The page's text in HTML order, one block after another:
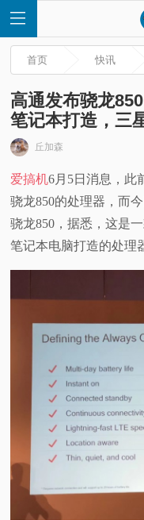
首
页
快
评
科
首页 快讯
高通发布骁龙
笔记本打造，三
丘加森
爱搞机6月5日消息，此
骁龙850的处理器，而
骁龙850，据悉，这是
笔记本电脑打造的处理